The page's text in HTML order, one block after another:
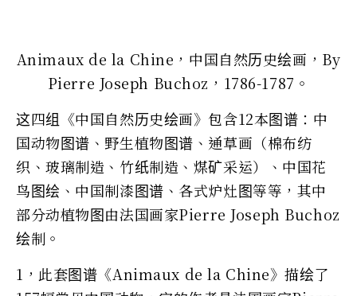
Animaux de la Chine，中国自然历史绘画，By
Pierre Joseph Buchoz，1786-1787。
这四组《中国自然历史绘画》包含12本图谱：中
国动物图谱、野生植物图谱、通草画（棉布纺
织、玻璃制造、竹纸制造、煤矿采运）、中国花
鸟图绘、中国制漆图谱、各式炉灶图等等，其中
部分动植物图由法国画家Pierre Joseph Buchoz
绘制。
1，此套图谱《Animaux de la Chine》描绘了